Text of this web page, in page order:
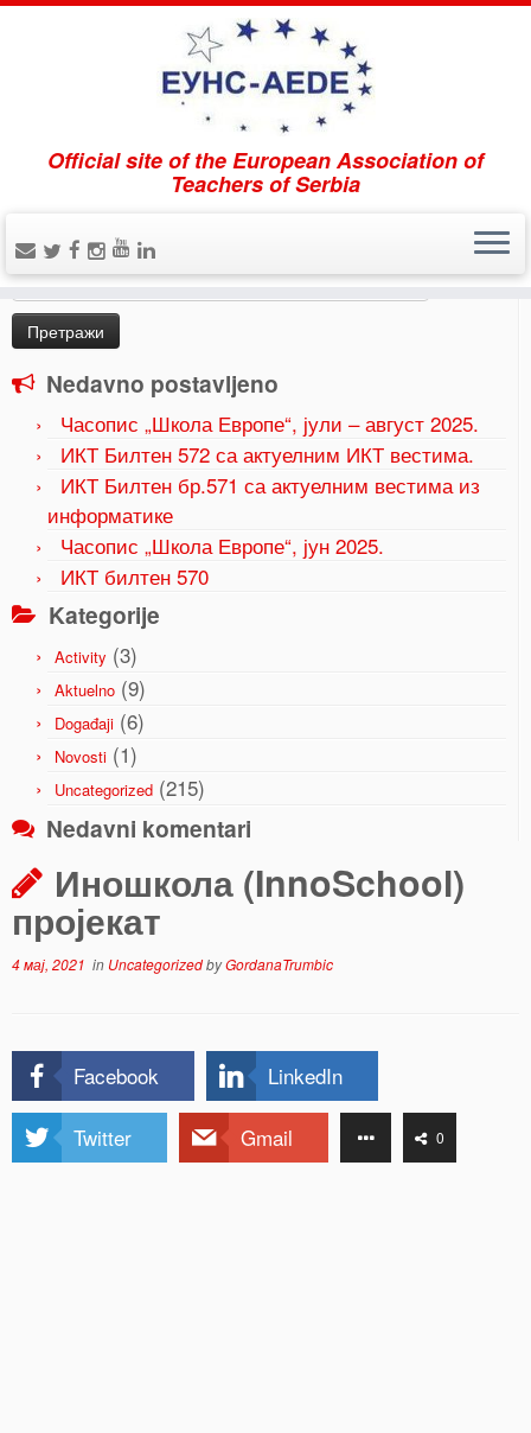
Official site of the European Association of
Teachers of Serbia
Home » Uncategorized » Иношкола (InnoSchool)
Pretraži
Претрага
за:
Nedavno postavljeno
Часопис „Школа Европе“, јули – август 2025.
ИКТ Билтен 572 са актуелним ИКТ вестима.
ИКТ Билтен бр.571 са актуелним вестима из
информатике
Часопис „Школа Европе“, јун 2025.
ИКТ билтен 570
Kategorije
Activity (3)
Aktuelno (9)
Događaji (6)
Novosti (1)
Uncategorized (215)
Nedavni komentari
Иношкола (InnoSchool)
пројекат
4 мај, 2021 in UncategorizedbyGordanaTrumbic
Facebook LinkedIn
Twitter Gmail 0